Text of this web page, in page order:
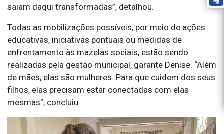
saiam daqui transformadas”, detalhou.
Todas as mobilizações possíveis, por meio de ações
educativas, iniciativas pontuais ou medidas de
enfrentamento às mazelas sociais, estão sendo
realizadas pela gestão municipal, garante Denise. “Além
de mães, elas são mulheres. Para que cuidem dos seus
filhos, elas precisam estar conectadas com elas
mesmas”, concluiu.